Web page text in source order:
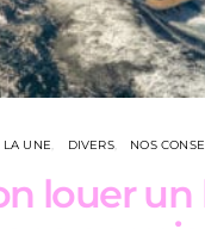
LA UNE DIVERS NOS
louer un